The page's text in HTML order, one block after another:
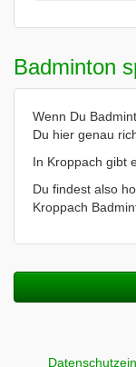
Badminton
Wenn Du
Du hier genau
In Kroppach gibt
Du findest also
Kroppach